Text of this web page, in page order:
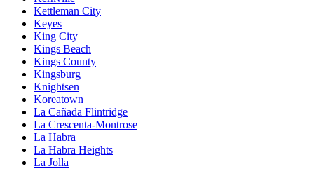
Kettleman City
Keyes
King City
Kings Beach
Kings County
Kingsburg
Knightsen
Koreatown
La Cañada Flintridge
La Crescenta-Montrose
La Habra
La Habra Heights
La Jolla